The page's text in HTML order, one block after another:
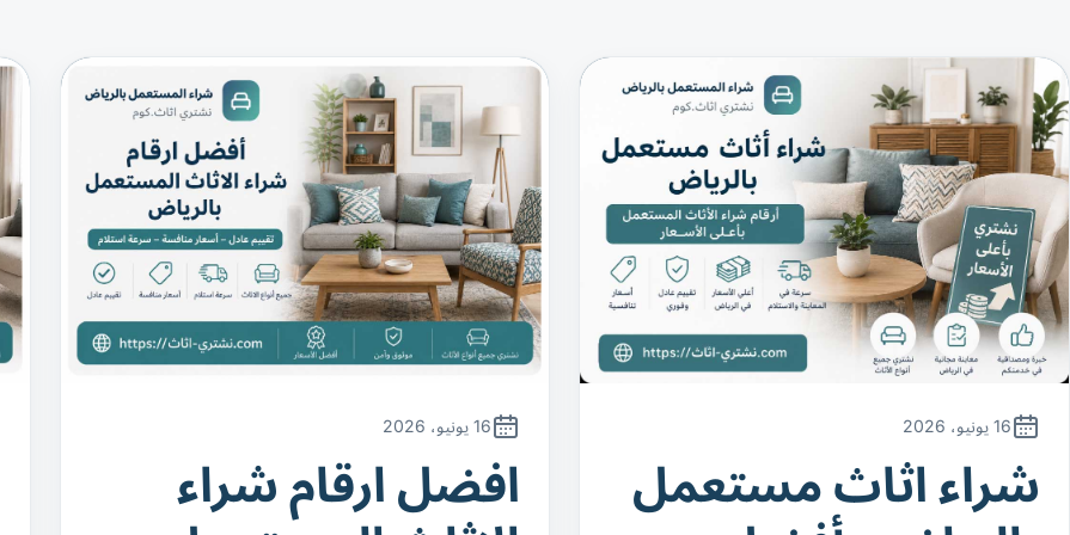
16 يونيو، 2026
شراء اثاث مستعمل
16 يونيو، 2026
افضل ارقام شراء